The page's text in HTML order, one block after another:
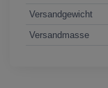
Versandgewicht
Versandmasse